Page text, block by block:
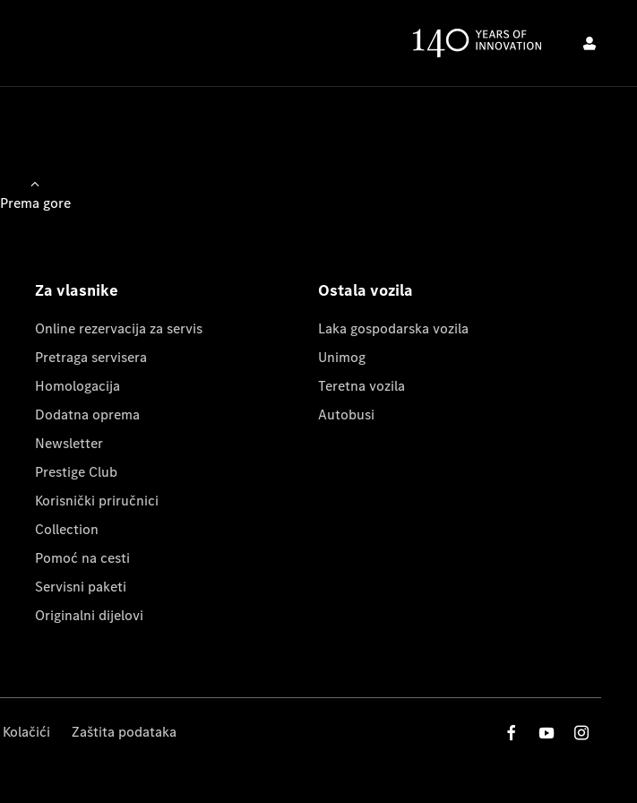
Prema gore
Za vlasnike
Online rezervacija za servis
Pretraga servisera
Homologacija
Dodatna oprema
Newsletter
Prestige Club
Korisnički priručnici
Collection
Pomoć na cesti
Servisni paketi
Originalni dijelovi
Ostala vozila
Laka gospodarska vozila
Unimog
Teretna vozila
Autobusi
Kolačići Zaštita podataka